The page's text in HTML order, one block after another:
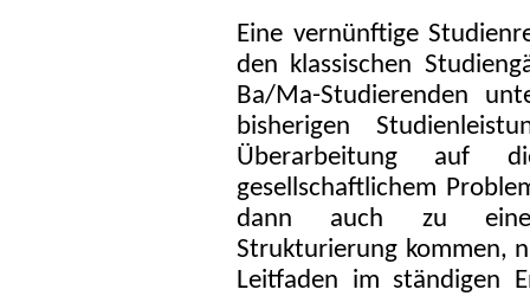
Eine vernünftige
den klassischen
Ba/Ma-Studierenden
bisherigen
Überarbeitung auf
gesellschaftlichem
dann auch zu einer
Strukturierung kommen,
Leitfaden im ständigen